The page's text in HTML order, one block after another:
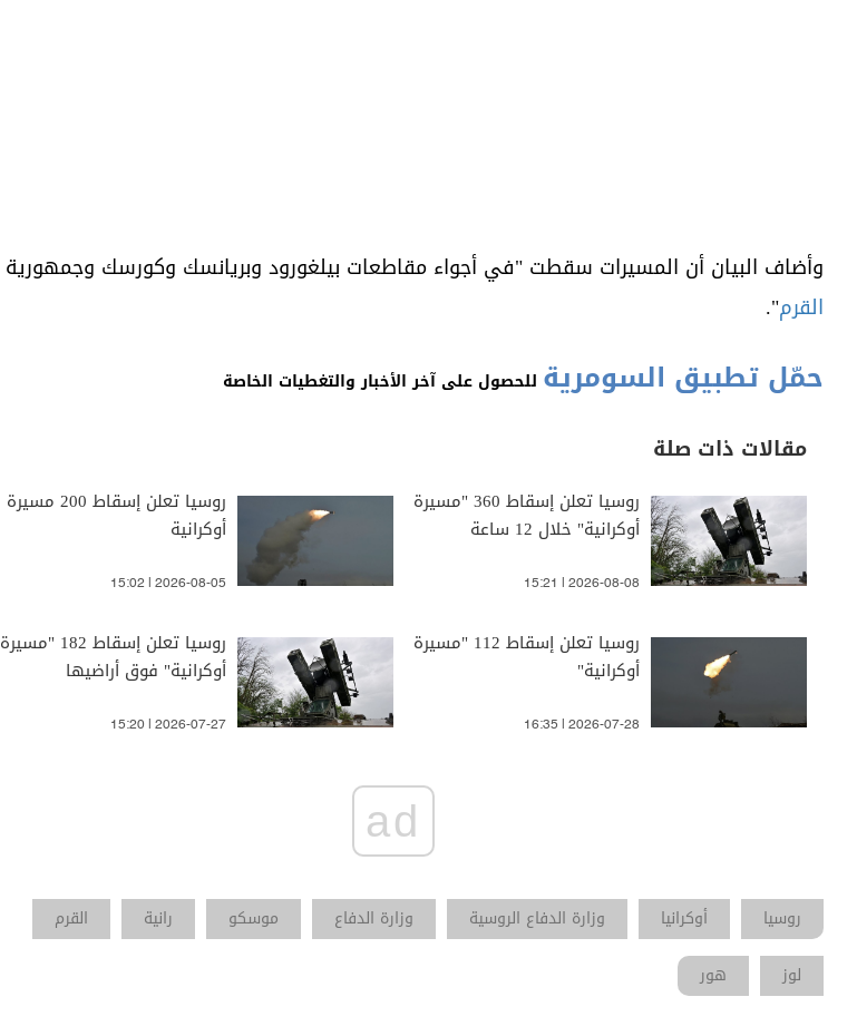
وأضاف البيان أن المسيرات سقطت "في أجواء مقاطعات بيلغورود وبريانسك وكورسك وجمهورية
القرم".
حمّل تطبيق السومرية للحصول على آخر الأخبار والتغطيات الخاصة
مقالات ذات صلة
روسيا تعلن إسقاط 360 "مسيرة
أوكرانية" خلال 12 ساعة
15:21 | 2026-08-08
روسيا تعلن إسقاط 200 مسيرة
أوكرانية
15:02 | 2026-08-05
روسيا تعلن إسقاط 112 "مسيرة
أوكرانية"
16:35 | 2026-07-28
روسيا تعلن إسقاط 182 "مسيرة
أوكرانية" فوق أراضيها
15:20 | 2026-07-27
ad
روسيا أوكرانيا وزارة الدفاع الروسية وزارة الدفاع موسكو رانية
القرم
لوز
هور